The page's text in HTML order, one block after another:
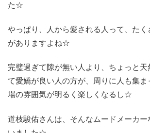
た☆
やっぱり、人から愛される人って、たく
がありますよね☆
完璧過ぎて隙が無い人より、ちょっと天
て愛嬌が良い人の方が、周りに人も集
場の雰囲気が明るく楽しくなるし☆
道枝駿佑さんは、そんなムードメーカー